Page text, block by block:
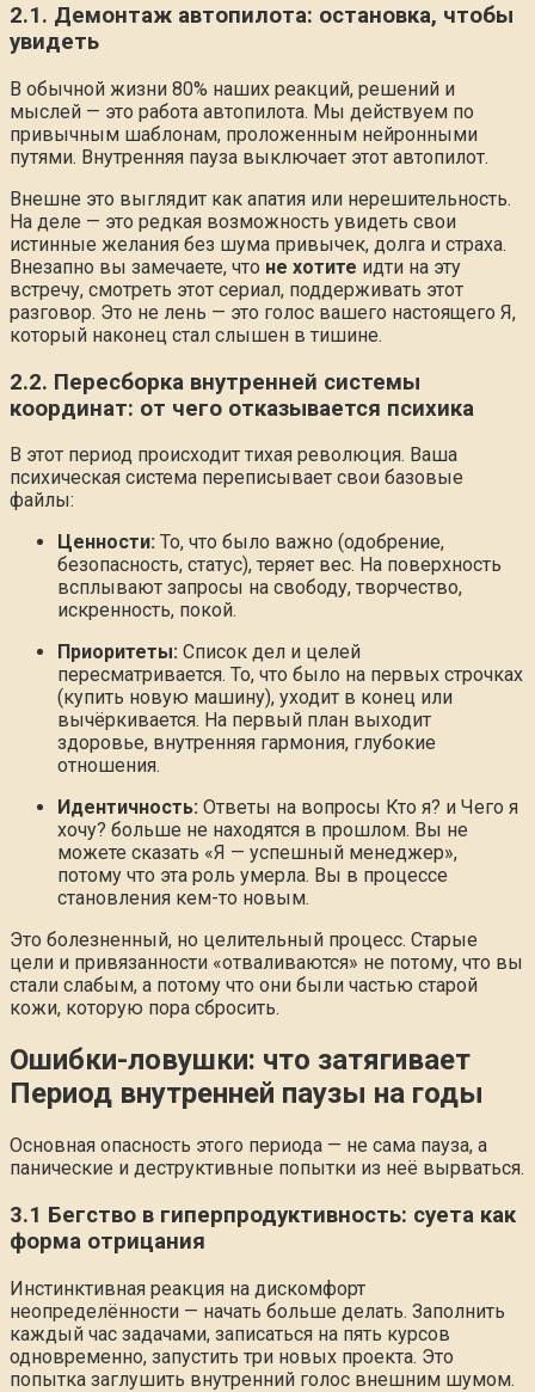
2.1. Демонтаж автопилота: остановка, чтобы
увидеть
В обычной жизни 80% наших реакций, решений и
мыслей — это работа автопилота. Мы действуем по
привычным шаблонам, проложенным нейронными
путями. Внутренняя пауза выключает этот автопилот.
Внешне это выглядит как апатия или нерешительность.
На деле — это редкая возможность увидеть свои
истинные желания без шума привычек, долга и страха.
Внезапно вы замечаете, что не хотите идти на эту
встречу, смотреть этот сериал, поддерживать этот
разговор. Это не лень — это голос вашего настоящего Я,
который наконец стал слышен в тишине.
2.2. Пересборка внутренней системы
координат: от чего отказывается психика
В этот период происходит тихая революция. Ваша
психическая система переписывает свои базовые
файлы:
Ценности: То, что было важно (одобрение,
безопасность, статус), теряет вес. На поверхность
всплывают запросы на свободу, творчество,
искренность, покой.
Приоритеты: Список дел и целей
пересматривается. То, что было на первых строчках
(купить новую машину), уходит в конец или
вычёркивается. На первый план выходит
здоровье, внутренняя гармония, глубокие
отношения.
Идентичность: Ответы на вопросы Кто я? и Чего я
хочу? больше не находятся в прошлом. Вы не
можете сказать «Я — успешный менеджер»,
потому что эта роль умерла. Вы в процессе
становления кем-то новым.
Это болезненный, но целительный процесс. Старые
цели и привязанности «отваливаются» не потому, что вы
стали слабым, а потому что они были частью старой
кожи, которую пора сбросить.
Ошибки-ловушки: что затягивает
Период внутренней паузы на годы
Основная опасность этого периода — не сама пауза, а
панические и деструктивные попытки из неё вырваться.
3.1 Бегство в гиперпродуктивность: суета как
форма отрицания
Инстинктивная реакция на дискомфорт
неопределённости — начать больше делать. Заполнить
каждый час задачами, записаться на пять курсов
одновременно, запустить три новых проекта. Это
попытка заглушить внутренний голос внешним шумом.